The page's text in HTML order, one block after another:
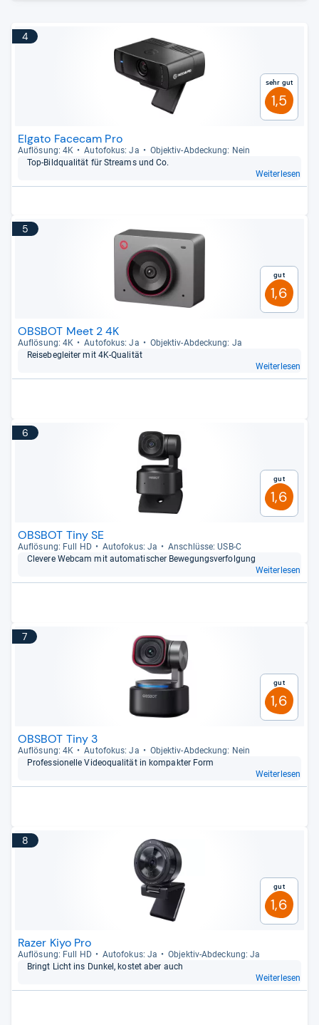
4
Sehr gut
1,5
Elgato Facecam Pro
Auf­lö­sung: 4K Auto­fo­kus: Ja
Objek­tiv-​Abde­ckung: Nein
Top-​Bild­qua­li­tät für Stre­ams und Co.
Weiterlesen
5
Gut
1,6
OBSBOT Meet 2 4K
Auf­lö­sung: 4K Auto­fo­kus: Ja
Objek­tiv-​Abde­ckung: Ja
Rei­se­be­glei­ter mit 4K-​Qua­li­tät
Weiterlesen
6
Gut
1,6
OBSBOT Tiny SE
Auf­lö­sung: Full HD Auto­fo­kus: Ja
Anschlüsse: USB-​C
Cle­vere Web­cam mit auto­ma­ti­scher Bewe­gungs­ver­fol­gung
Weiterlesen
7
Gut
1,6
OBSBOT Tiny 3
Auf­lö­sung: 4K Auto­fo­kus: Ja
Objek­tiv-​Abde­ckung: Nein
Pro­fes­sio­nelle Video­qua­li­tät in kom­pak­ter Form
Weiterlesen
8
Gut
1,6
Razer Kiyo Pro
Auf­lö­sung: Full HD Auto­fo­kus: Ja
Objek­tiv-​Abde­ckung: Ja
Bringt Licht ins Dun­kel, kos­tet aber auch
Weiterlesen